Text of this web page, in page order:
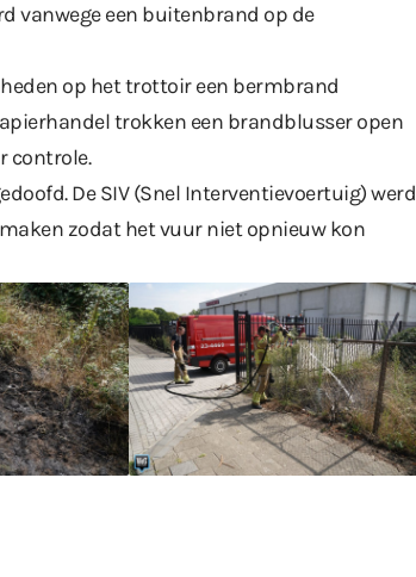
vanwege een buitenbrand op de
op het trottoir een bermbrand
trokken een brandblusser open
controle.
De SIV (Snel Interventievoertuig) werd
zodat het vuur niet opnieuw kon